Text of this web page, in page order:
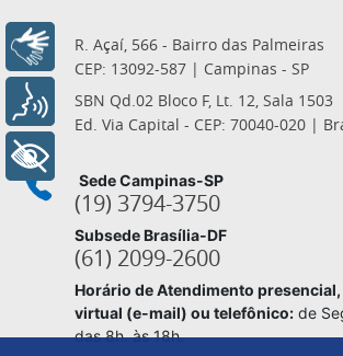
R. Açaí, 566 - Bairro das Palmeiras
CEP: 13092-587 | Campinas - SP
SBN Qd.02 Bloco F, Lt. 12, Sala 1503
Ed. Via Capital - CEP: 70040-020 |
Sede Campinas-SP
(19) 3794-3750
Subsede Brasília-DF
(61) 2099-2600
Horário de Atendimento presencial,
virtual (e-mail) ou telefônico: de
das 8h. às 18h.
Libras
Voz